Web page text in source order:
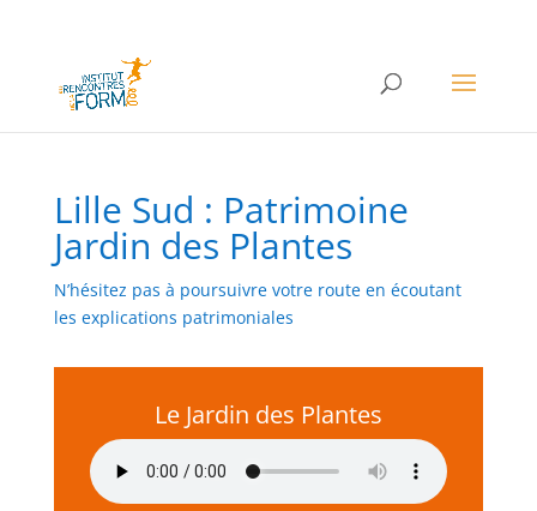
Lille Sud : Patrimoine
Jardin des Plantes
N’hésitez pas à poursuivre votre route en écoutant
les explications patrimoniales
Le Jardin des Plantes